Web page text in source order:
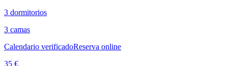
3 dormitorios
3 camas
Calendario verificadoReserva online
35 €